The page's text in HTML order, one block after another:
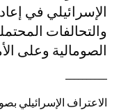
الإسرائيلي في
والتحالفات
الصومالية وعلى
الاعتراف الإسرائيلي